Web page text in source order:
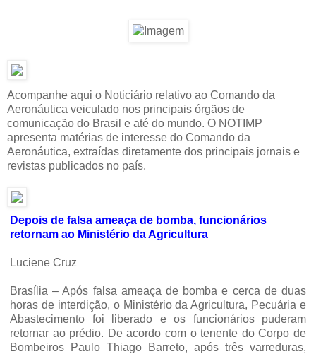
Acompanhe aqui o Noticiário relativo ao Comando da
Aeronáutica veiculado nos principais órgãos de
comunicação do Brasil e até do mundo. O NOTIMP
apresenta matérias de interesse do Comando da
Aeronáutica, extraídas diretamente dos principais jornais e
revistas publicados no país.
Depois de falsa ameaça de bomba, funcionários
retornam ao Ministério da Agricultura
Luciene Cruz
Brasília –Após falsa ameaça de bomba e cerca de duas
horas de interdição, o Ministério da Agricultura, Pecuária e
Abastecimento foi liberado e os funcionários puderam
retornar ao prédio. De acordo com o tenente do Corpo de
Bombeiros Paulo Thiago Barreto, após três varreduras,